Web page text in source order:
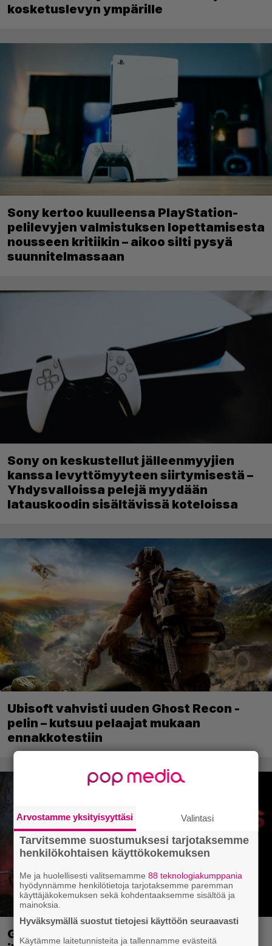
kosketuslevyn ympärille
Sony kertoo kuulleensa PlayStation-
pelilevyjen valmistuksen lopettamisesta
nousseen kritiikin – aikoo silti pysyä
suunnitelmassaan
Sony on keskustellut jälleenmyyjien
kanssa levyttömyyteen siirtymisestä –
Yhdysvalloissa pelejä myydään
latauskoodin sisältävissä koteloissa
Ubisoft vahvisti uuden Ghost Recon -
pelin – kutsuu pelaajat mukaan
ennakkotestiin
Ghost Recon 25 vuotta: nappaa nyt
Arvostamme yksityisyyttäsi Valintasi
Tarvitsemme suostumuksesi tarjotaksemme
henkilökohtaisen käyttökokemuksen
Me ja huolellisesti valitsemamme88 teknologiakumppania
hyödynnämme henkilötietoja tarjotaksemme paremman
käyttäjäkokemuksen sekä kohdentaaksemme sisältöä ja
mainoksia.
Hyväksymällä suostut tietojesi käyttöön seuraavasti
Käytämme laitetunnisteita ja tallennamme evästeitä